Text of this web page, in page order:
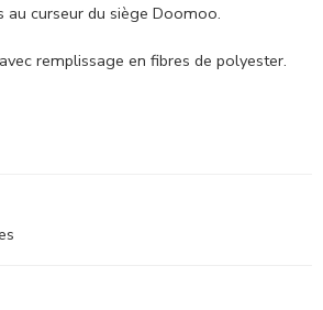
curseur du siège Doomoo.
remplissage en fibres de polyester.